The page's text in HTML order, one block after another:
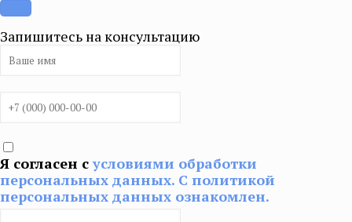
Запишитесь на консультацию
Я согласен сусловиями обработки
персональных данных. С политикой
персональных данных ознакомлен.